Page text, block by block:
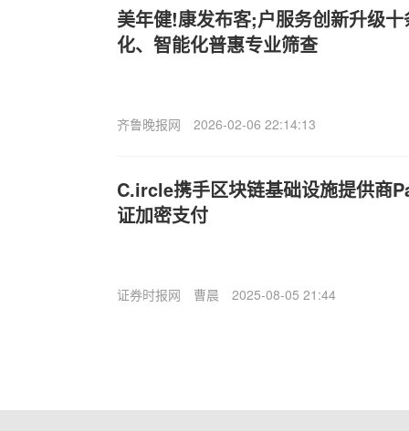
美年健!康发布客;户服务创新升级
化、智能化普惠专业筛查
齐鲁晚报网 2026-02-06 22:14:13
C.ircle携手区块链基础设施提供商
证加密支付
证券时报网 曹晨 2025-08-05 21:44